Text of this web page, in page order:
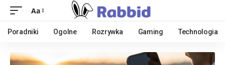
Aa
Poradniki Ogolne Rozrywka Gaming Technologia